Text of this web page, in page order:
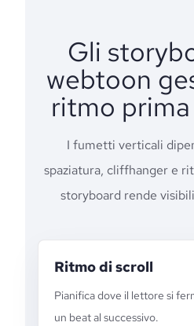
Gli
webtoon
ritmo prima
I fumetti verticali
spaziatura, cliffhanger e
storyboard rende
Ritmo di scroll
Pianifica dove il lettore si
un beat al successivo.